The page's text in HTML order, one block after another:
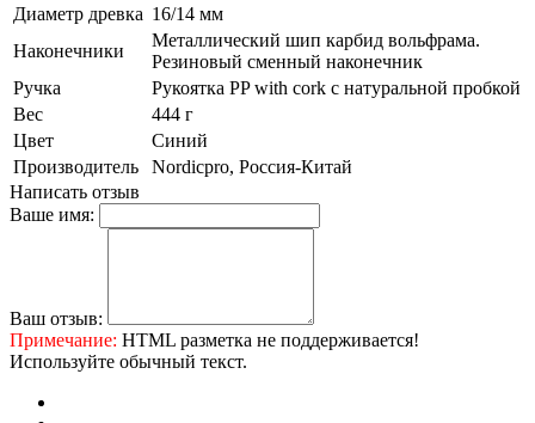
Диаметр древка 16/14 мм
Наконечники
Металлический шип карбид вольфрама.
Резиновый сменный наконечник
Ручка
Рукоятка PP with cork с натуральной пробкой
Вес
444 г
Цвет
Синий
Производитель
Nordicpro, Россия-Китай
Написать отзыв
Ваше имя:
Ваш отзыв:
Примечание: HTML разметка не поддерживается!
Используйте обычный текст.